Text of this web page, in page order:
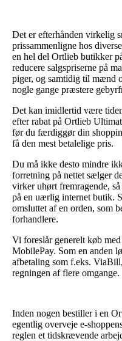
Det er efterhånden virkelig
prissammenligne hos
en hel del Ortlieb butikker
reducere salgspriserne på
piger, og samtidig til mænd
nogle gange præstere
Det kan imidlertid være
efter rabat på Ortlieb
før du færdiggør din
få den mest betalelige pris.
Du må ikke desto mindre
forretning på nettet sælger
virker uhørt fremragende,
på en uærlig internet butik.
omsluttet af en orden, som
forhandlere.
Vi foreslår generelt køb
MobilePay. Som en anden
afbetaling som f.eks.
regningen af flere omgange.
Inden nogen bestiller i en
egentlig overveje e-
reglen et tidskrævende